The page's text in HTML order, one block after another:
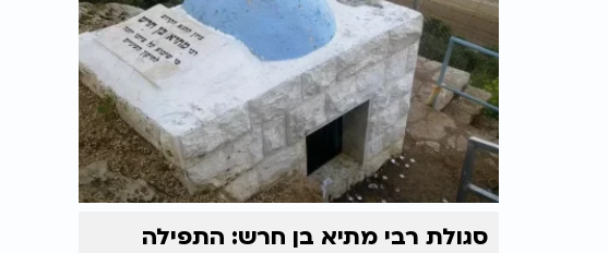
סגולת רבי מתיא בן חרש: התפילה